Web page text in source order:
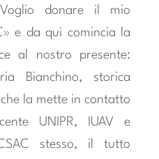
donare il mio
e da qui comincia la
al nostro presente:
Bianchino, storica
la mette in contatto
UNIPR, IUAV e
stesso, il tutto